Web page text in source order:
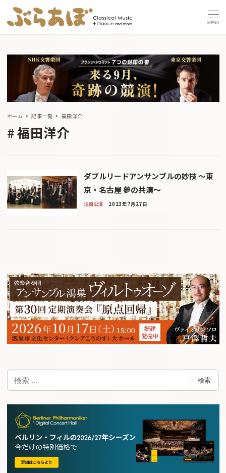
MENU
ホーム 記事一覧 福田洋介
福田洋介
ダブルリードアンサンブルの妙技 〜東
京・名古屋 夢の共演〜
注目公演 2023年7月27日
検
索
検索